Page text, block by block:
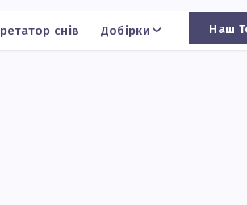
снів Добірки Наш